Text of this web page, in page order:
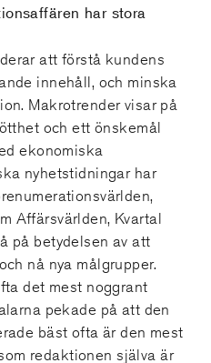
har stora
att förstå kundens
innehåll, och minska
Makrotrender visar på
och ett önskemål
ekonomiska
nyhetstidningar har
Affärsvärlden, Kvartal
på betydelsen av att
nå nya målgrupper.
det mest noggrant
pekade på att den
bäst ofta är den mest
redaktionen själva är